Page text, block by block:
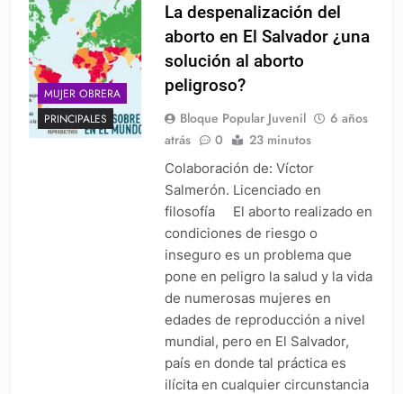
MUJER OBRERA
PRINCIPALES
La despenalización del
aborto en El Salvador ¿una
solución al aborto
peligroso?
Bloque Popular Juvenil
6 años
atrás
0 23 minutos
Colaboración de: Víctor
Salmerón. Licenciado en
filosofía El aborto realizado en
condiciones de riesgo o
inseguro es un problema que
pone en peligro la salud y la vida
de numerosas mujeres en
edades de reproducción a nivel
mundial, pero en El Salvador,
país en donde tal práctica es
ilícita en cualquier circunstancia